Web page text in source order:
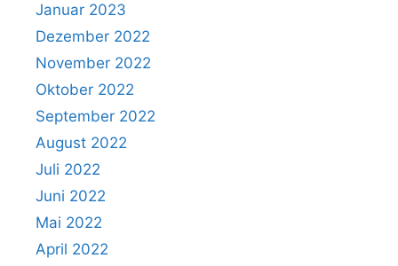
Januar 2023
Dezember 2022
November 2022
Oktober 2022
September 2022
August 2022
Juli 2022
Juni 2022
Mai 2022
April 2022